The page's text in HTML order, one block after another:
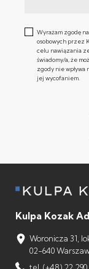
Wyrażam zgodę
osobowych przez
celu nawiązania
świadomy/a, że
zgody nie
jej wycofaniem.
Kulpa Kozak
Woronicza 31,
02-640